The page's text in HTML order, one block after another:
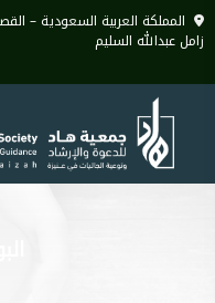
المملكة العربية السعودية –
زامل عبدالله السليم